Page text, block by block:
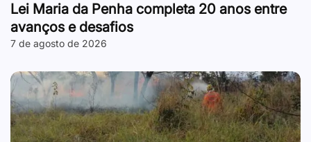
Lei Maria da Penha completa 20 anos entre
avanços e desafios
7 de agosto de 2026